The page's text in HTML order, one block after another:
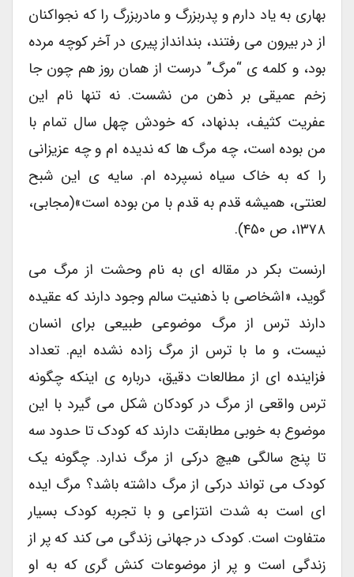
بهاری به یاد دارم و پدربزرگ و مادربزرگ را که نجواکنان
از در بیرون می رفتند، بندانداز پیری در آخر کوچه مرده
بود، و کلمه ی “مرگ” درست از همان روز هم چون جا
زخم عمیقی بر ذهن من نشست. نه تنها نام این
عفریت کثیف، بدنهاد، که خودش چهل سال تمام با
من بوده است، چه مرگ ها که ندیده ام و چه عزیزانی
را که به خاک سیاه نسپرده ام. سایه ی این شبح
لعنتی، همیشه قدم به قدم با من بوده است»(مجابی،
۱۳۷۸، ص ۴۵۰).
ارنست بکر در مقاله ای به نام وحشت از مرگ می
گوید، «اشخاصی با ذهنیت سالم وجود دارند که عقیده
دارند ترس از مرگ موضوعی طبیعی برای انسان
نیست، و ما با ترس از مرگ زاده نشده ایم. تعداد
فزاینده ای از مطالعات دقیق، درباره ی اینکه چگونه
ترس واقعی از مرگ در کودکان شکل می گیرد با این
موضوع به خوبی مطابقت دارند که کودک تا حدود سه
تا پنج سالگی هیچ درکی از مرگ ندارد. چگونه یک
کودک می تواند درکی از مرگ داشته باشد؟ مرگ ایده
ای است به شدت انتزاعی و با تجربه کودک بسیار
متفاوت است. کودک در جهانی زندگی می کند که پر از
زندگی است و پر از موضوعات کنش گری که به او